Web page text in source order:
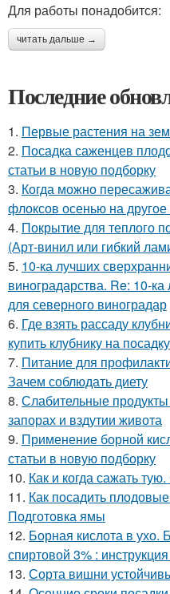
Для работы понадобится:
читать дальше →
Последние
1. Первые растения на
2. Посадка саженцев
статьи в новую подборку
3. Когда можно
флоксов осенью на
4. Покрытие для теплого
(Арт-винил или гибкий
5. 10-ка лучших
виноградарства. Re: 10-
для северного виноградар
6. Где взять рассаду
купить клубнику на посадку
7. Питание для
Зачем соблюдать диету
8. Слабительные
запорах и вздутии живота
9. Применение борной
статьи в новую подборку
10. Как и когда сажать
11. Как посадить
Подготовка ямы
12. Борная кислота в ухо.
спиртовой 3% :
13. Сорта вишни